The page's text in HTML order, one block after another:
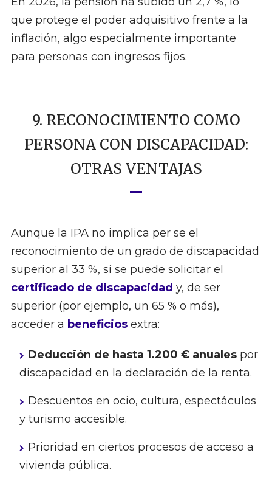
que protege el poder adquisitivo frente a la
inflación, algo especialmente importante
para personas con ingresos fijos.
9. RECONOCIMIENTO COMO
PERSONA CON DISCAPACIDAD:
OTRAS VENTAJAS
Aunque la IPA no implica per se el
reconocimiento de un grado de discapacidad
superior al 33 %, sí se puede solicitar el
certificado de discapacidad y, de ser
superior (por ejemplo, un 65 % o más),
acceder a beneficiosextra:
Deducción de hasta 1.200 € anualespor
discapacidad en la declaración de la renta.
Descuentos en ocio, cultura, espectáculos
y turismo accesible.
Prioridad en ciertos procesos de acceso a
vivienda pública.